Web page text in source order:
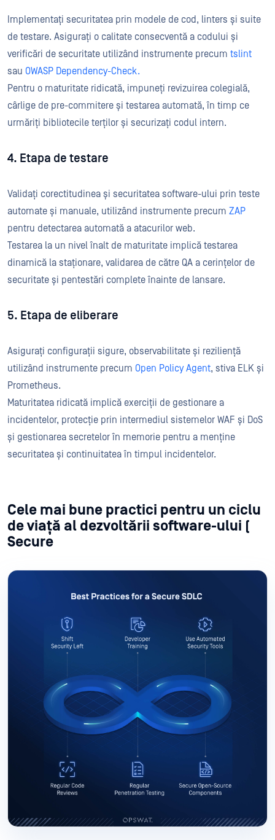
Implementați securitatea prin modele de cod, linters și suite
de testare. Asigurați o calitate consecventă a codului și
verificări de securitate utilizând instrumente precum tslint
sau OWASP Dependency-Check.
Pentru o maturitate ridicată, impuneți revizuirea colegială,
cârlige de pre-commitere și testarea automată, în timp ce
urmăriți bibliotecile terților și securizați codul intern.
4. Etapa de testare
Validați corectitudinea și securitatea software-ului prin teste
automate și manuale, utilizând instrumente precum ZAP
pentru detectarea automată a atacurilor web.
Testarea la un nivel înalt de maturitate implică testarea
dinamică la staționare, validarea de către QA a cerințelor de
securitate și pentestări complete înainte de lansare.
5. Etapa de eliberare
Asigurați configurații sigure, observabilitate și reziliență
utilizând instrumente precum Open Policy Agent, stiva ELK și
Prometheus.
Maturitatea ridicată implică exerciții de gestionare a
incidentelor, protecție prin intermediul sistemelor WAF și DoS
și gestionarea secretelor în memorie pentru a menține
securitatea și continuitatea în timpul incidentelor.
Cele mai bune practici pentru un ciclu
de viață al dezvoltării software-ului (
Secure